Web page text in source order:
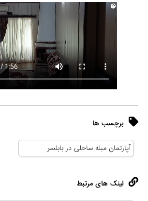
برچسب ها
آپارتمان مبله ساحلی در بابلسر
لینک های مرتبط